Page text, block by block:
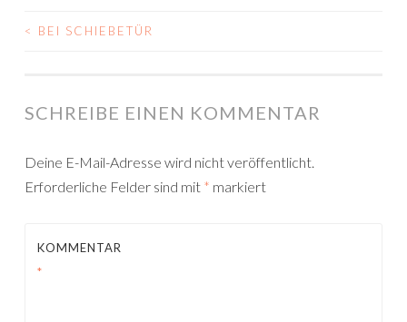
BEITRAGS-
< BEI SCHIEBETÜR
SCHREIBE EINEN KOMMENTAR
Deine E-Mail-Adresse wird nicht veröffentlicht.
Erforderliche Felder sind mit * markiert
KOMMENTAR
*